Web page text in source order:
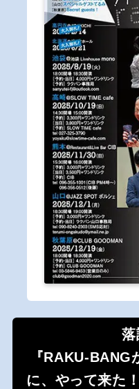
『RAKU-
に、やって来た